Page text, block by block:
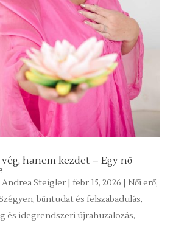
hanem kezdet – Egy nő
Andrea Steigler| febr 15, 2026
Női erő,
bűntudat és felszabadulás,
és idegrendszeri újrahuzalozás,